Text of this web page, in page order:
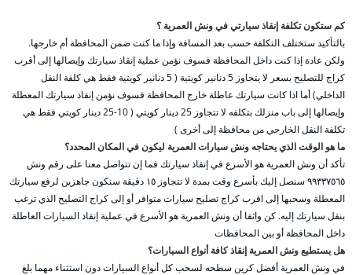
كم ستكون تكلفة إنقاذ سيارتي في ونش العمرية ؟
بالتأكيد ستختلف التكلفة حسب بعد المسافة وإذا ما كنت ضمن المحافظة أم خارجها.
ولكن عادة إذا كنت داخل المحافظة فسوف نؤمن عملية إنقاذ سيارتك وإيصالها إلى أقرب
كراج للتصليح بسعر لا يتجاوز 5 دنانير كويتية ( 5 دنانير كويتية فقط هي كلفة النقل
الداخلي) أما اذا كانت سيارتك عاطلة خارج المحافظة فسوف نؤمن إنقاذ سيارتك المعطلة
وإيصالها إلى باب منزلك بتكلفه لا تتجاوز 25 دينار كويتي ( 10-25 دينار كويتي فقط هي
تكلفة النقل الخارجي من محافظة إلى أخرى )
ما هو الوقت الذي يحتاجه ونش سيارات العمرية ليكون في المكان المحدد؟
تأكد أن ونش العمرية هو الأسرع في إنقاذ سيارتك فما إن تتواصل معنا على رقم ونش
٩٩٣٣٧٥٦٥ سنصل إليك بأسرع وقت بمدة لا تتجاوز ١٥ دقيقة سنكون جاهزين لرفع سيارتك
المعطلة وسحبها إلى اقرب كراج تصليح سيارات متوافر أو إلى كراج التصليح الذي ترغب
بنقل سيارتك إليه. كن واثقا أن ونش العمرية هو الأسرع في عملية إنقاذ السيارات العاطلة
داخل المحافظة أو بين المحافظات
هل يستطيع ونش العمرية إنقاذ كافة أنواع السيارات؟
في ونش العمرية أفضل كرين سطحه لسحب كل أنواع السيارات دون استثناء مهما بلغ